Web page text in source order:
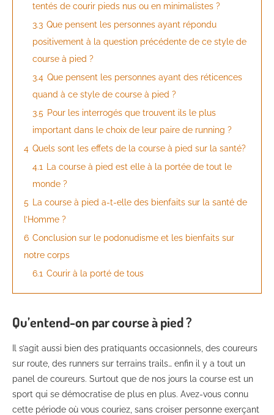
tentés de courir pieds nus ou en minimalistes ?
3.3 Que pensent les personnes ayant répondu
positivement à la question précédente de ce style de
course à pied ?
3.4 Que pensent les personnes ayant des réticences
quand à ce style de course à pied ?
3.5 Pour les interrogés que trouvent ils le plus
important dans le choix de leur paire de running ?
4 Quels sont les effets de la course à pied sur la santé?
4.1 La course à pied est elle à la portée de tout le
monde ?
5 La course à pied a-t-elle des bienfaits sur la santé de
l’Homme ?
6 Conclusion sur le podonudisme et les bienfaits sur
notre corps
6.1 Courir à la porté de tous
Qu’entend-on par course à pied ?
Il s’agit aussi bien des pratiquants occasionnels, des coureurs
sur route, des runners sur terrains trails… enfin il y a tout un
panel de coureurs. Surtout que de nos jours la course est un
sport qui se démocratise de plus en plus. Avez-vous connu
cette période où vous couriez, sans croiser personne exerçant